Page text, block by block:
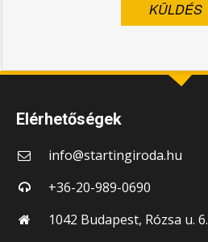
Elérhetőségek
info@startingiroda.hu
+36-20-989-0690
1042 Budapest, Rózsa u. 6.